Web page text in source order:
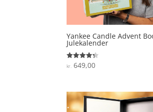
Yankee Candle Advent
Julekalender
Vurderet
4.3
kr. 649,00